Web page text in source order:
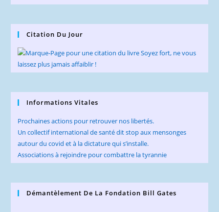
Citation Du Jour
Informations Vitales
Prochaines actions pour retrouver nos libertés.
Un collectif international de santé dit stop aux mensonges
autour du covid et à la dictature qui s’installe.
Associations à rejoindre pour combattre la tyrannie
Démantèlement De La Fondation Bill Gates